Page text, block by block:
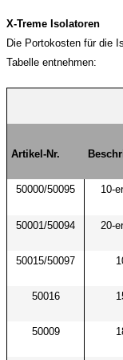
X-Treme Isolatoren
Die Portokosten für die
Tabelle entnehmen:
Artikel-Nr.
50000/50095 10-
50001/50094 20-
50015/50097
50016
50009